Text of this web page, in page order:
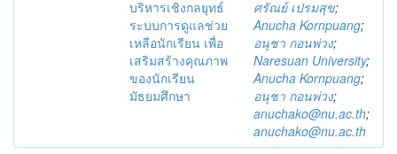
บริหารเชิงกลยุทธ์
ระบบการดูแลช่วย
เหลือนักเรียน เพื่อ
เสริมสร้างคุณภาพ
ของนักเรียน
มัธยมศึกษา
ศรัณย์ เปรมสุข;
Anucha Kornpuang;
อนุชา กอนพ่วง;
Naresuan University;
Anucha Kornpuang;
อนุชา กอนพ่วง;
anuchako@nu.ac.th;
anuchako@nu.ac.th